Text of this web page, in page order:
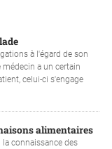
à l'égard de son
médecin a un certain
celui-ci s'engage
alimentaires
connaissance des